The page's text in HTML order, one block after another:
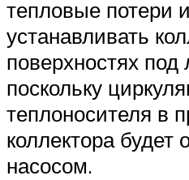
тепловые потери
устанавливать
поверхностях
поскольку
теплоносителя в
коллектора будет
насосом.